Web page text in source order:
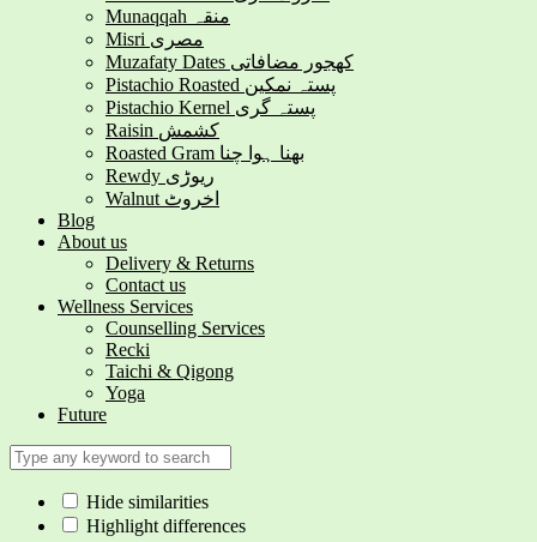
Munaqqah منقہ
Misri مصری
Muzafaty Dates کھجور مضافاتی
Pistachio Roasted پستہ نمکین
Pistachio Kernel پستہ گری
Raisin کشمش
Roasted Gram بھنا ہوا چنا
Rewdy ریوڑی
Walnut اخروٹ
Blog
About us
Delivery & Returns
Contact us
Wellness Services
Counselling Services
Recki
Taichi & Qigong
Yoga
Future
Hide similarities
Highlight differences